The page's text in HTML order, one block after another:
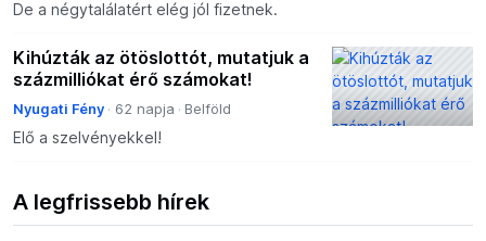
De a négytalálatért elég jól fizetnek.
Kihúzták az ötöslottót, mutatjuk a
százmilliókat érő számokat!
Nyugati Fény 62 napja Belföld
Elő a szelvényekkel!
A legfrissebb hírek